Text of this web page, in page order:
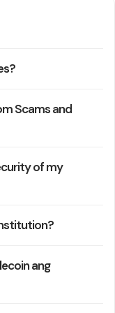
Scams and
of my
ang